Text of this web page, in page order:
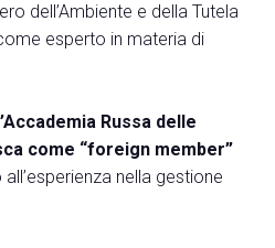
dell’Ambiente e della Tutela
esperto in materia di
Russa delle
come “foreign member”
nella gestione